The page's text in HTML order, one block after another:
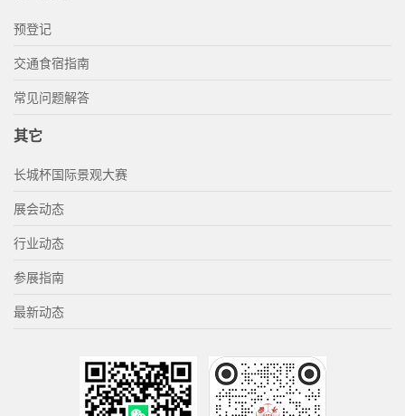
预登记
交通食宿指南
常见问题解答
其它
长城杯国际景观大赛
展会动态
行业动态
参展指南
最新动态